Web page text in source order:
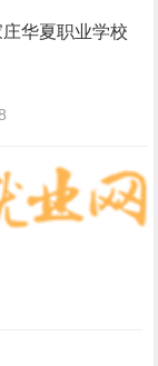
华夏职业学校